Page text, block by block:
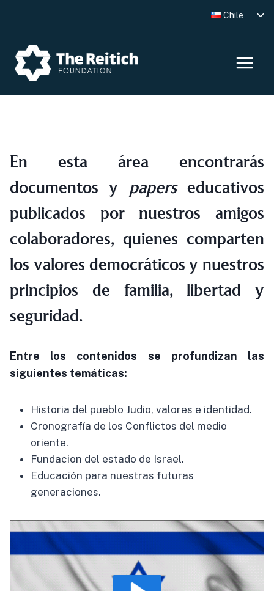
Chile
En esta área encontrarás
documentos y paperseducativos
publicados por nuestros amigos
colaboradores, quienes comparten
los valores democráticos y nuestros
principios de familia, libertad y
seguridad.
Entre los contenidos se profundizan las
siguientes temáticas:
Historia del pueblo Judio, valores e identidad.
Cronografía de los Conflictos del medio
oriente.
Fundacion del estado de Israel.
Educación para nuestras futuras
generaciones.